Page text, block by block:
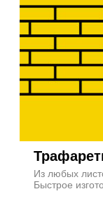
Из любых
Быстрое